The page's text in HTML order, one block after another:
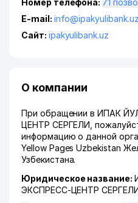
Номер телефона:
71
E-mail: info@ipakyulibank.uz
Сайт: ipakyulibank.uz
О компании
При обращении в ИПАК
ЦЕНТР СЕРГЕЛИ,
информацию о данной
Yellow Pages Uzbekistan
Узбекистана.
Юридическое название:
ЭКСПРЕСС-ЦЕНТР